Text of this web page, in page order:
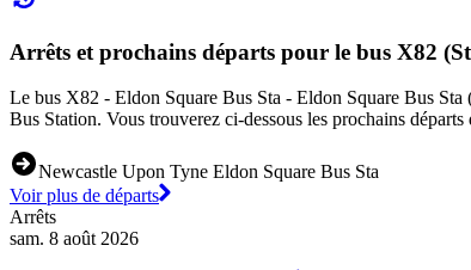
Arrêts et prochains départs pour le bus X82
Le bus X82 - Eldon Square Bus Sta - Eldon Square Bus Sta
Bus Station. Vous trouverez ci-dessous les prochains
Newcastle Upon Tyne Eldon Square Bus Sta
Voir plus de départs
Arrêts
sam. 8 août 2026